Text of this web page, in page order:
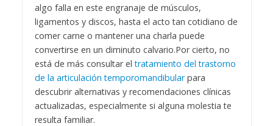
algo falla en este engranaje de músculos,
ligamentos y discos, hasta el acto tan cotidiano de
comer carne o mantener una charla puede
convertirse en un diminuto calvario.Por cierto, no
está de más consultar eltratamiento del trastorno
de la articulación temporomandibularpara
descubrir alternativas y recomendaciones clínicas
actualizadas, especialmente si alguna molestia te
resulta familiar.